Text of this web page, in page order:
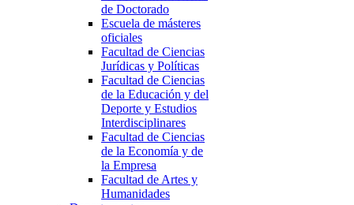
de Doctorado
Escuela de másteres
oficiales
Facultad de Ciencias
Jurídicas y Políticas
Facultad de Ciencias
de la Educación y del
Deporte y Estudios
Interdisciplinares
Facultad de Ciencias
de la Economía y de
la Empresa
Facultad de Artes y
Humanidades